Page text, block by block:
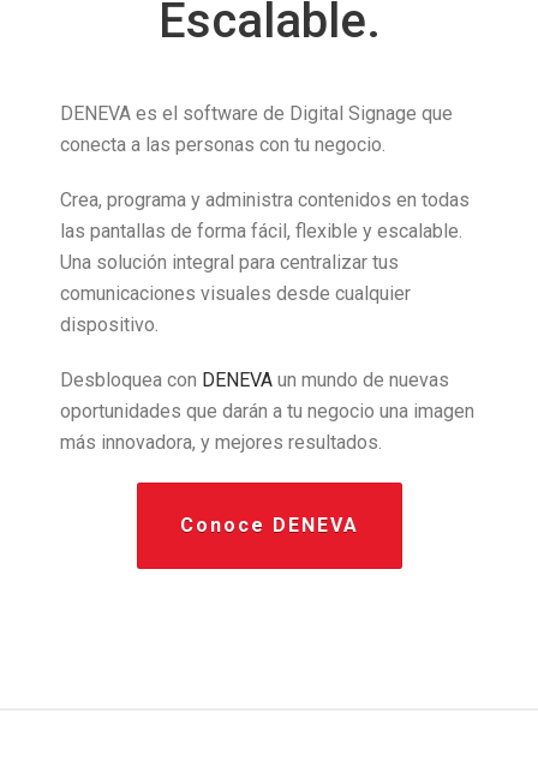
Escalable.
DENEVA es el software de Digital Signage que
conecta a las personas con tu negocio.
Crea, programa y administra contenidos en todas
las pantallas de forma fácil, flexible y escalable.
Una solución integral para centralizar tus
comunicaciones visuales desde cualquier
dispositivo.
Desbloquea con DENEVA un mundo de nuevas
oportunidades que darán a tu negocio una imagen
más innovadora, y mejores resultados.
Conoce DENEVA